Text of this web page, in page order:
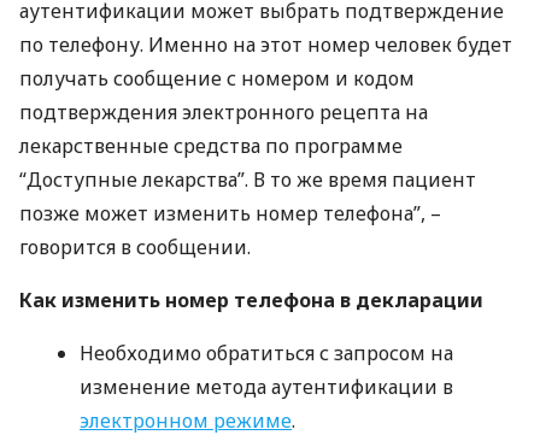
аутентификации может выбрать подтверждение
по телефону. Именно на этот номер человек будет
получать сообщение с номером и кодом
подтверждения электронного рецепта на
лекарственные средства по программе
“Доступные лекарства”. В то же время пациент
позже может изменить номер телефона”, –
говорится в сообщении.
Как изменить номер телефона в декларации
Необходимо обратиться с запросом на
изменение метода аутентификации в
электронном режиме.